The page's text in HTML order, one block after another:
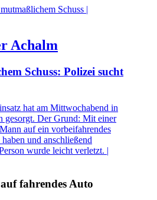
Achalm
Schuss: Polizei sucht
hat am Mittwochabend in
gesorgt. Der Grund: Mit einer
auf ein vorbeifahrendes
und anschließend
wurde leicht verletzt. |
fahrendes Auto